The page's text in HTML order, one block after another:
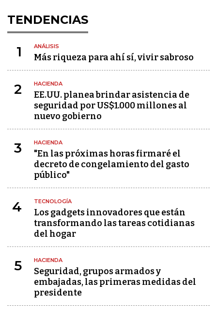
TENDENCIAS
1 ANÁLISIS
Más riqueza para ahí sí, vivir sabroso
2 HACIENDA
EE.UU. planea brindar asistencia de
seguridad por US$1.000 millones al
nuevo gobierno
3 HACIENDA
"En las próximas horas firmaré el
decreto de congelamiento del gasto
público"
4 TECNOLOGÍA
Los gadgets innovadores que están
transformando las tareas cotidianas
del hogar
5 HACIENDA
Seguridad, grupos armados y
embajadas, las primeras medidas del
presidente